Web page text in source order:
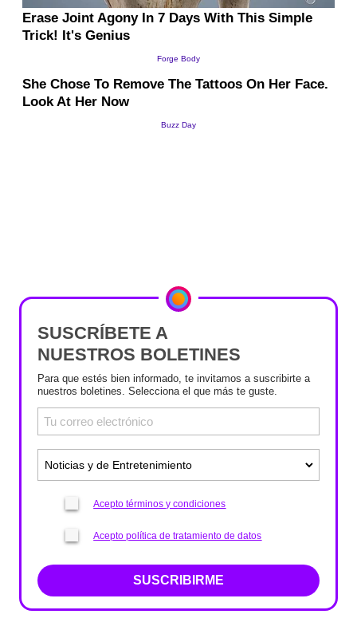
SUSCRÍBETE A
NUESTROS BOLETINES
Para que estés bien informado, te invitamos a suscribirte a
nuestros boletines. Selecciona el que más te guste.
Acepto términos y condiciones
Acepto política de tratamiento de datos
SUSCRIBIRME